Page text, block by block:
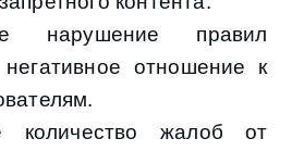
нарушение правил
отношение к
количество жалоб от